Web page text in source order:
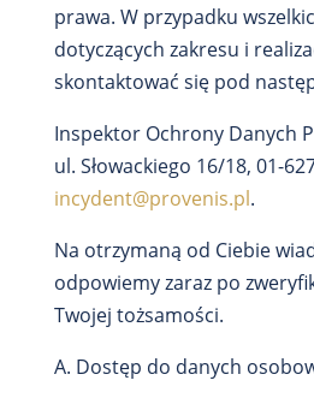
prawa. W przypadku
dotyczących zakresu i
skontaktować się pod
Inspektor Ochrony Danych
ul. Słowackiego 16/18, 01-
incydent@provenis.pl.
Na otrzymaną od Ciebie
odpowiemy zaraz po
Twojej tożsamości.
A. Dostęp do danych